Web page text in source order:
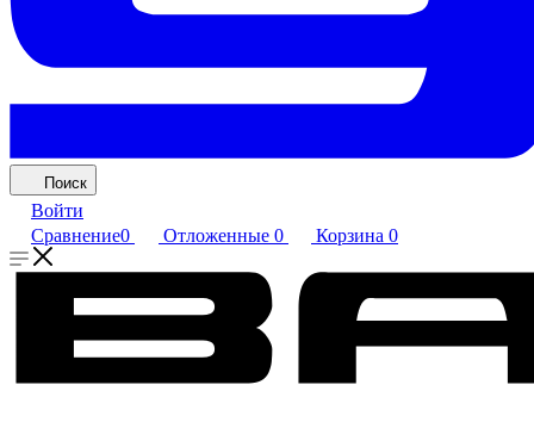
Поиск
Войти
Сравнение0 Отложенные 0 Корзина 0